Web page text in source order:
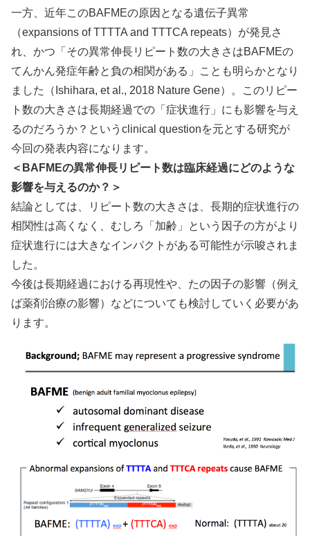
一方、近年このBAFMEの原因となる遺伝子異常
（expansions of TTTTA and TTTCA repeats）が発見さ
れ、かつ「その異常伸長リピート数の大きさはBAFMEの
てんかん発症年齢と負の相関がある」ことも明らかとなり
ました（Ishihara, et al., 2018 Nature Gene）。このリピー
ト数の大きさは長期経過での「症状進行」にも影響を与え
るのだろうか？というclinical questionを元とする研究が
今回の発表内容になります。
＜BAFMEの異常伸長リピート数は臨床経過にどのような
影響を与えるのか？＞
結論としては、リピート数の大きさは、長期的症状進行の
相関性は高くなく、むしろ「加齢」という因子の方がより
症状進行には大きなインパクトがある可能性が示唆されま
した。
今後は長期経過における再現性や、たの因子の影響（例え
ば薬剤治療の影響）などについても検討していく必要があ
ります。